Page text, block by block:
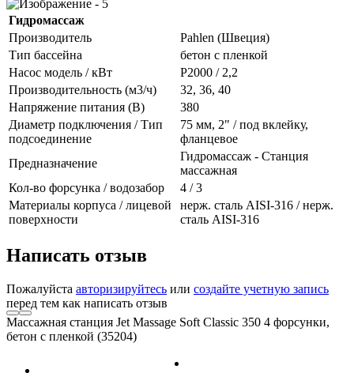
Гидромассаж
Производитель
Pahlen (Швеция)
Тип бассейна
бетон с пленкой
Насос модель / кВт
P2000 / 2,2
Производительность (м3/ч)
32, 36, 40
Напряжение питания (В)
380
Диаметр подключения / Тип
подсоединение
75 мм, 2" / под вклейку,
фланцевое
Предназначение
Гидромассаж - Станция
массажная
Кол-во форсунка / водозабор
4 / 3
Материалы корпуса / лицевой
поверхности
нерж. сталь AISI-316 / нерж.
сталь AISI-316
Написать отзыв
Пожалуйста авторизируйтесь или создайте учетную запись
перед тем как написать отзыв
Массажная станция Jet Massage Soft Classic 350 4 форсунки,
бетон с пленкой (35204)